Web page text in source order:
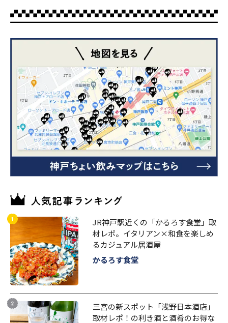
JR神戸駅近くの「かるろす食堂」取
材レポ。イタリアン×和食を楽しめ
るカジュアル居酒屋
かるろす食堂
三宮の新スポット「浅野日本酒店」
取材レポ！の利き酒と酒肴のお得な